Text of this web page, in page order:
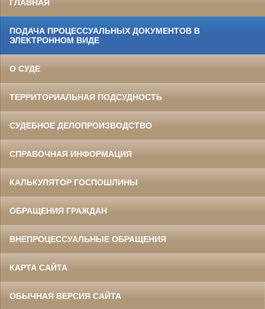
ГЛАВНАЯ
ПОДАЧА ПРОЦЕССУАЛЬНЫХ ДОКУМЕНТОВ В
ЭЛЕКТРОННОМ ВИДЕ
О СУДЕ
ТЕРРИТОРИАЛЬНАЯ ПОДСУДНОСТЬ
СУДЕБНОЕ ДЕЛОПРОИЗВОДСТВО
СПРАВОЧНАЯ ИНФОРМАЦИЯ
КАЛЬКУЛЯТОР ГОСПОШЛИНЫ
ОБРАЩЕНИЯ ГРАЖДАН
ВНЕПРОЦЕССУАЛЬНЫЕ ОБРАЩЕНИЯ
КАРТА САЙТА
ОБЫЧНАЯ ВЕРСИЯ САЙТА